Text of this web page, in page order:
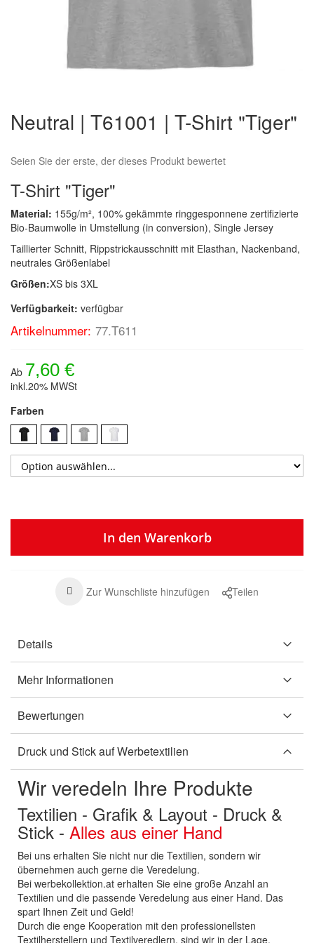
der
Bildergalerie
Neutral | T61001 | T-Shirt "Tiger"
Seien Sie der erste, der dieses Produkt bewertet
T-Shirt "Tiger"
Material: 155g/m², 100% gekämmte ringgesponnene zertifizierte
Bio-Baumwolle in Umstellung (in conversion), Single Jersey
Taillierter Schnitt, Rippstrickausschnitt mit Elasthan, Nackenband,
neutrales Größenlabel
Größen:XS bis 3XL
Verfügbarkeit: verfügbar
Artikelnummer: 77.T611
Ab 7,60 €
inkl.20% MWSt
Farben
In den Warenkorb
Zur Wunschliste hinzufügen Teilen
Details
Mehr Informationen
Bewertungen
Druck und Stick auf Werbetextilien
Wir veredeln Ihre Produkte
Textilien - Grafik & Layout - Druck &
Stick - Alles aus einer Hand
Bei uns erhalten Sie nicht nur die Textilien, sondern wir
übernehmen auch gerne die Veredelung.
Bei werbekollektion.at erhalten Sie eine große Anzahl an
Textilien und die passende Veredelung aus einer Hand. Das
spart Ihnen Zeit und Geld!
Durch die enge Kooperation mit den professionellsten
Textilherstellern und Textilveredlern, sind wir in der Lage,